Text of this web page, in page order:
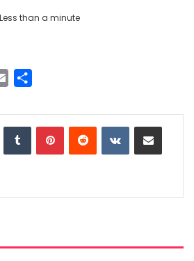
Less than a minute
a
i
a
r
e
TumblrPinterestReddit VKontakteShare via Email